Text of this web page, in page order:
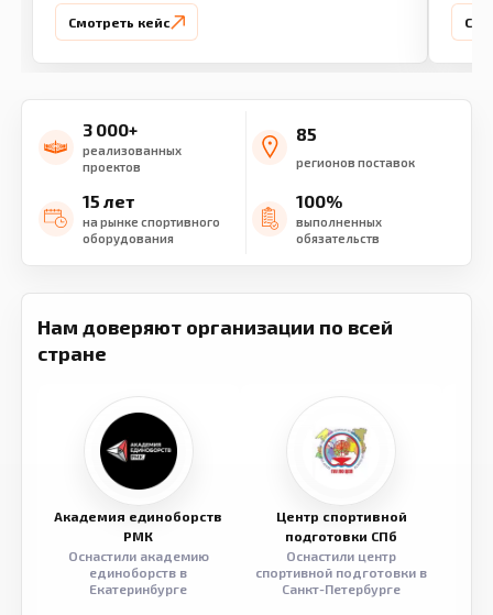
Смотреть кейс
3 000+
реализованных
проектов
85
регионов поставок
15 лет
на рынке спортивного
оборудования
100%
выполненных
обязательств
Нам доверяют организации по всей
стране
Академия единоборств
РМК
Оснастили академию
единоборств в
Екатеринбурге
Центр спортивной
подготовки СПб
Оснастили центр
спортивной подготовки в
Санкт-Петербурге